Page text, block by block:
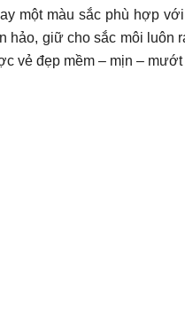
một màu sắc phù hợp
hảo, giữ cho sắc môi
vẻ đẹp mềm – mịn – mướt